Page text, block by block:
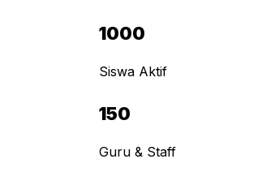
1000
Siswa Aktif
150
Guru & Staff